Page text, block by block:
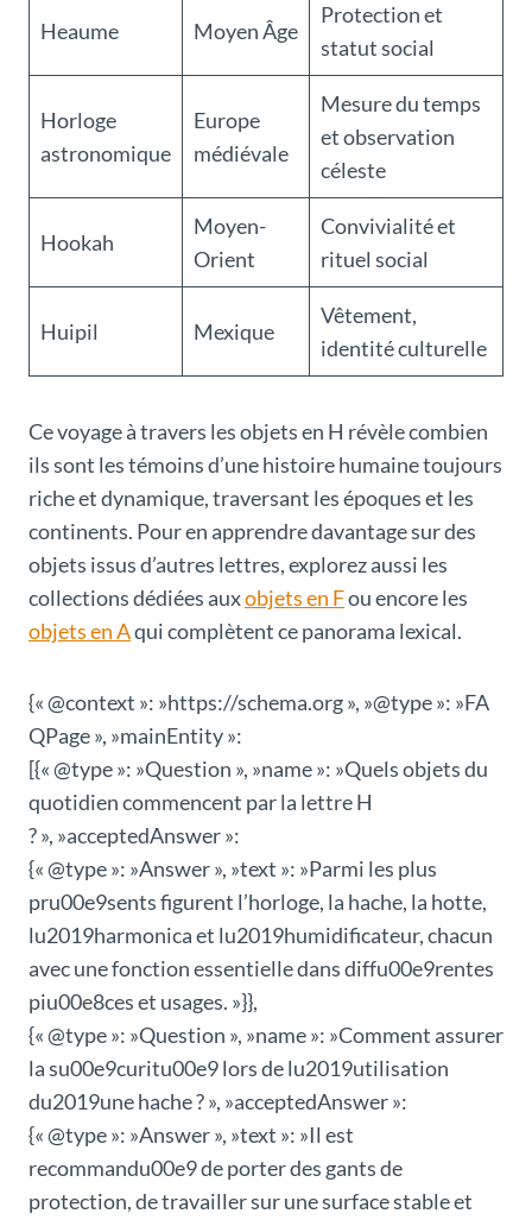
Heaume Moyen Âge
Protection et
statut social
Horloge
astronomique
Europe
médiévale
Mesure du temps
et observation
céleste
Hookah
Moyen-
Orient
Convivialité et
rituel social
Huipil Mexique
Vêtement,
identité culturelle
Ce voyage à travers les objets en H révèle combien
ils sont les témoins d’une histoire humaine toujours
riche et dynamique, traversant les époques et les
continents. Pour en apprendre davantage sur des
objets issus d’autres lettres, explorez aussi les
collections dédiées auxobjets en Fou encore les
objets en Aqui complètent ce panorama lexical.
{« @context »: »https://schema.org », »@type »: »FA
QPage », »mainEntity »:
[{« @type »: »Question », »name »: »Quels objets du
quotidien commencent par la lettre H
? », »acceptedAnswer »:
{« @type »: »Answer », »text »: »Parmi les plus
pru00e9sents figurent l’horloge, la hache, la hotte,
lu2019harmonica et lu2019humidificateur, chacun
avec une fonction essentielle dans diffu00e9rentes
piu00e8ces et usages. »}},
{« @type »: »Question », »name »: »Comment assurer
la su00e9curitu00e9 lors de lu2019utilisation
du2019une hache ? », »acceptedAnswer »:
{« @type »: »Answer », »text »: »Il est
recommandu00e9 de porter des gants de
protection, de travailler sur une surface stable et